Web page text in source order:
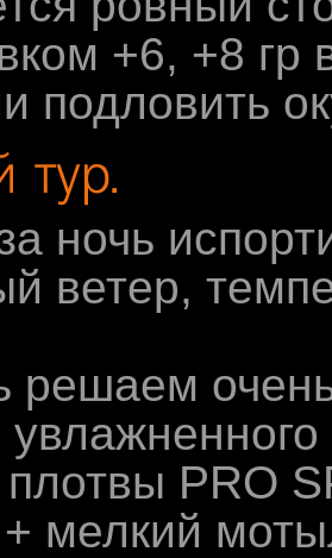
+6, +8
подловить
ночь
ветер,
решаем
плотвы PRO
мелкий